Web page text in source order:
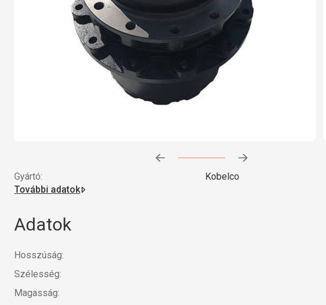
Gyártó:
Kobelco
További adatok
Adatok
Hosszúság:
Szélesség:
Magasság: